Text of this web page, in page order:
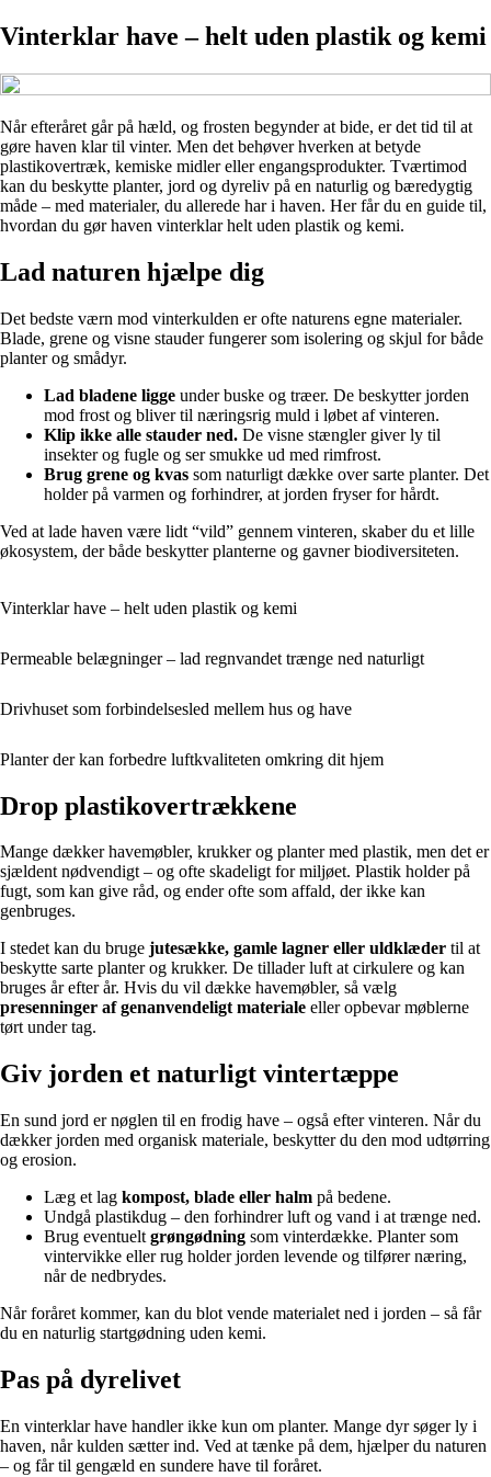
Vinterklar have – helt uden plastik og kemi
Når efteråret går på hæld, og frosten begynder at bide, er det tid til at
gøre haven klar til vinter. Men det behøver hverken at betyde
plastikovertræk, kemiske midler eller engangsprodukter. Tværtimod
kan du beskytte planter, jord og dyreliv på en naturlig og bæredygtig
måde – med materialer, du allerede har i haven. Her får du en guide til,
hvordan du gør haven vinterklar helt uden plastik og kemi.
Lad naturen hjælpe dig
Det bedste værn mod vinterkulden er ofte naturens egne materialer.
Blade, grene og visne stauder fungerer som isolering og skjul for både
planter og smådyr.
Lad bladene ligge under buske og træer. De beskytter jorden
mod frost og bliver til næringsrig muld i løbet af vinteren.
Klip ikke alle stauder ned. De visne stængler giver ly til
insekter og fugle og ser smukke ud med rimfrost.
Brug grene og kvas som naturligt dække over sarte planter. Det
holder på varmen og forhindrer, at jorden fryser for hårdt.
Ved at lade haven være lidt “vild” gennem vinteren, skaber du et lille
økosystem, der både beskytter planterne og gavner biodiversiteten.
Vinterklar have – helt uden plastik og kemi
Permeable belægninger – lad regnvandet trænge ned naturligt
Drivhuset som forbindelsesled mellem hus og have
Planter der kan forbedre luftkvaliteten omkring dit hjem
Drop plastikovertrækkene
Mange dækker havemøbler, krukker og planter med plastik, men det er
sjældent nødvendigt – og ofte skadeligt for miljøet. Plastik holder på
fugt, som kan give råd, og ender ofte som affald, der ikke kan
genbruges.
I stedet kan du bruge jutesække, gamle lagner eller uldklæder til at
beskytte sarte planter og krukker. De tillader luft at cirkulere og kan
bruges år efter år. Hvis du vil dække havemøbler, så vælg
presenninger af genanvendeligt materiale eller opbevar møblerne
tørt under tag.
Giv jorden et naturligt vintertæppe
En sund jord er nøglen til en frodig have – også efter vinteren. Når du
dækker jorden med organisk materiale, beskytter du den mod udtørring
og erosion.
Læg et lag kompost, blade eller halm på bedene.
Undgå plastikdug – den forhindrer luft og vand i at trænge ned.
Brug eventuelt grøngødning som vinterdække. Planter som
vintervikke eller rug holder jorden levende og tilfører næring,
når de nedbrydes.
Når foråret kommer, kan du blot vende materialet ned i jorden – så får
du en naturlig startgødning uden kemi.
Pas på dyrelivet
En vinterklar have handler ikke kun om planter. Mange dyr søger ly i
haven, når kulden sætter ind. Ved at tænke på dem, hjælper du naturen
– og får til gengæld en sundere have til foråret.